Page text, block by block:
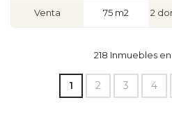
Venta 75 m2 2
218 Inmuebles
1 2 3 4